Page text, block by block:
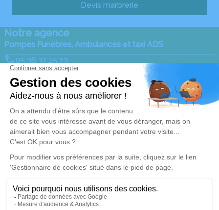
Devis marbrerie
Notre agence
Pompes Funèbres, Ambulances et taxi ADS
05 36 37 15 73
ambulances-sauzeau@orange.fr
89, Avenue du Général de Gaulle - 79140 - Cerizay
4.9/5 - 94 avis
Nos Services
Organiser des obsèques
Monuments funéraires
Services aux familles
Liens utiles
Avis de décès
Demande de rendez-vous
Nos réseaux sociaux
Politique de traitement des données personnelles
Politique d’utilisation des cookies